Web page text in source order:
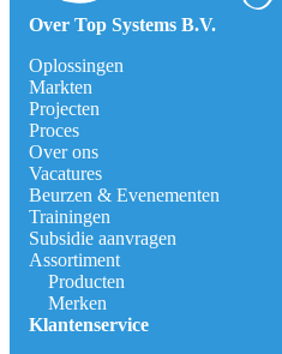
Over Top Systems B.V.
Oplossingen
Markten
Projecten
Proces
Over ons
Vacatures
Beurzen & Evenementen
Trainingen
Subsidie aanvragen
Assortiment
Producten
Merken
Klantenservice